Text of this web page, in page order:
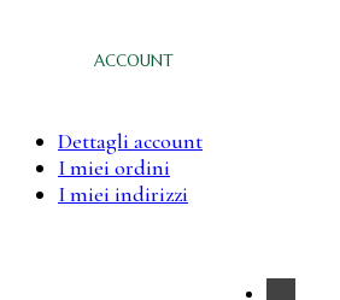
ACCOUNT
Dettagli account
I miei ordini
I miei indirizzi